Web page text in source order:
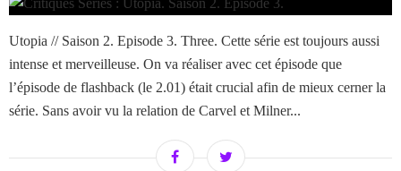
Utopia // Saison 2. Episode 3. Three. Cette série est toujours aussi
intense et merveilleuse. On va réaliser avec cet épisode que
l’épisode de flashback (le 2.01) était crucial afin de mieux cerner la
série. Sans avoir vu la relation de Carvel et Milner...